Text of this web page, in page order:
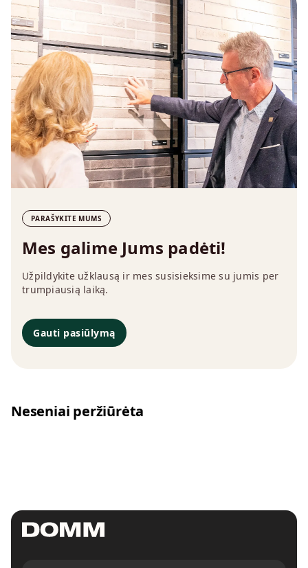
PARAŠYKITE MUMS
Mes galime Jums padėti!
Užpildykite užklausą ir mes susisieksime su jumis per
trumpiausią laiką.
Gauti pasiūlymą
Neseniai peržiūrėta